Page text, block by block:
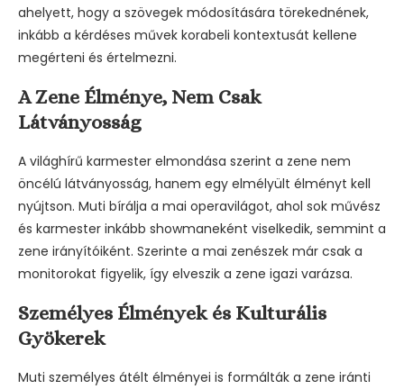
ahelyett, hogy a szövegek módosítására törekednének,
inkább a kérdéses művek korabeli kontextusát kellene
megérteni és értelmezni.
A Zene Élménye, Nem Csak
Látványosság
A világhírű karmester elmondása szerint a zene nem
öncélú látványosság, hanem egy elmélyült élményt kell
nyújtson. Muti bírálja a mai operavilágot, ahol sok művész
és karmester inkább showmaneként viselkedik, semmint a
zene irányítóiként. Szerinte a mai zenészek már csak a
monitorokat figyelik, így elveszik a zene igazi varázsa.
Személyes Élmények és Kulturális
Gyökerek
Muti személyes átélt élményei is formálták a zene iránti